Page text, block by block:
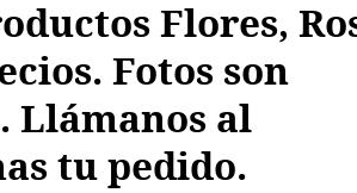
Flores,
Fotos son
Llámanos al
tu pedido.